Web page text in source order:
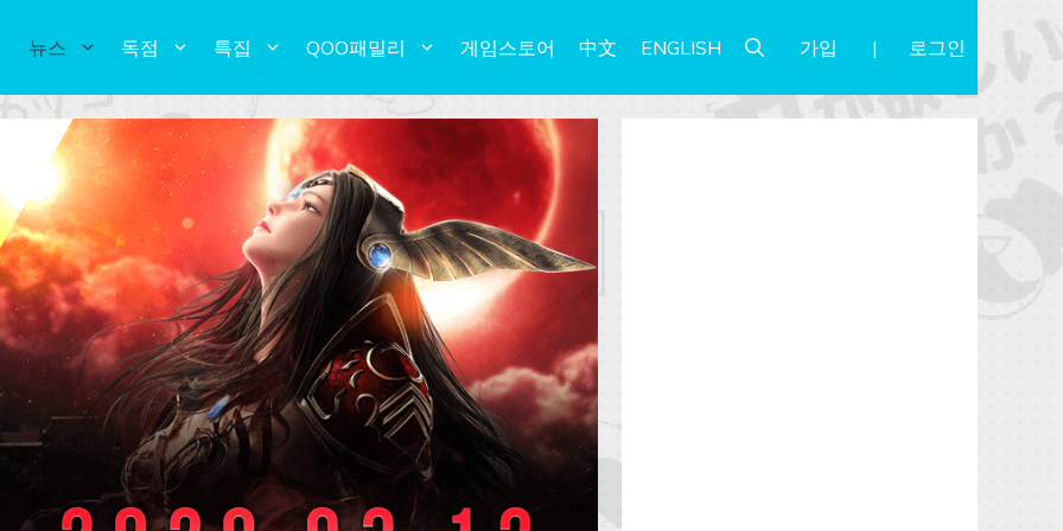
뉴스 독점 특집 QOO패밀리 게임스토어 中文 ENGLISH 가입 로그인